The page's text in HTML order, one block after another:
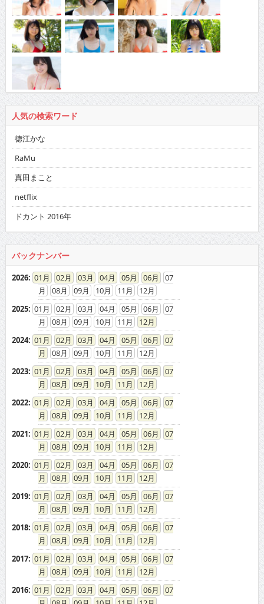
人気の検索ワード
徳江かな
RaMu
真田まこと
netflix
ドカント 2016年
バックナンバー
2026: 01 02 03 04 05 06
07
08
09 10 11
12
2025: 01 02 03 04 05 06
07
08
09 10 11
12
2024: 01 02 03 04 05 06
07
08
09 10 11
12
2023: 01 02 03 04 05 06
07
08
09 10 11
12
2022: 01 02 03 04 05 06
07
08
09 10 11
12
2021: 01 02 03 04 05 06
07
08
09 10 11
12
2020: 01 02 03 04 05 06
07
08
09 10 11
12
2019: 01 02 03 04 05 06
07
08
09 10 11
12
2018: 01 02 03 04 05 06
07
08
09 10 11
12
2017: 01 02 03 04 05 06
07
08
09 10 11
12
2016: 01 02 03 04 05 06
07